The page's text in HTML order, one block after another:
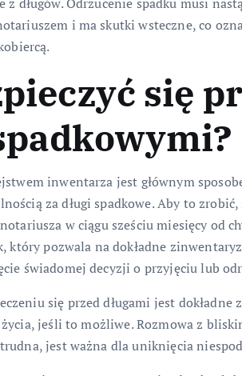
i ma skutki wsteczne, co
się
inwentarza jest głównym
za długi spadkowe. Aby to
w ciągu sześciu miesięcy od
który pozwala na dokładne
świadomej decyzji o przyjęciu lub
się przed długami jest dokładne
życia, jeśli to możliwe. Rozmowa z
jest ważna dla uniknięcia